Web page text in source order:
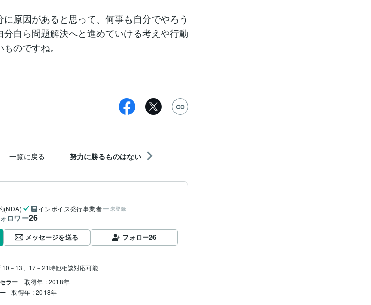
原因があると思って、何事も自分でやろう
自ら問題解決へと進めていける考えや行動
のですね。
一覧に戻る 努力に勝るものはない
(NDA) インボイス発行事業者 未登録
ロワー26
メッセージを送る フォロー26
－13、17－21時他相談対応可能
ラー 取得年 : 2018年
取得年 : 2018年